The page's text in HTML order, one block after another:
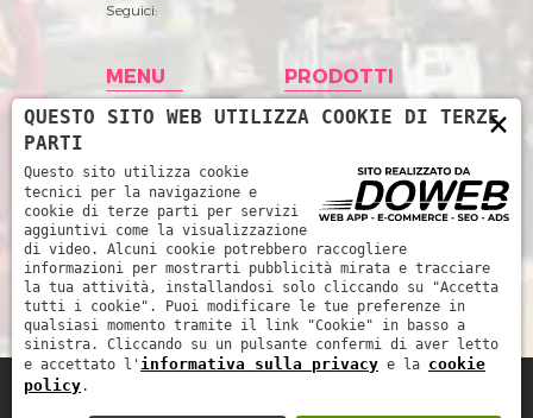
Seguici:
MENU
Home
Storia
Prodotti
News
Contatti
PRODOTTI
Abbigliamento
Accessori merceria
Filati
Intimo Donna
Intimo uomo
Mare
×
QUESTO SITO WEB UTILIZZA COOKIE DI TERZE
PARTI
Questo sito utilizza cookie
tecnici per la navigazione e
cookie di terze parti per servizi
aggiuntivi come la visualizzazione
di video. Alcuni cookie potrebbero raccogliere
informazioni per mostrarti pubblicità mirata e tracciare
la tua attività, installandosi solo cliccando su "Accetta
tutti i cookie". Puoi modificare le tue preferenze in
qualsiasi momento tramite il link "Cookie" in basso a
sinistra. Cliccando su un pulsante confermi di aver letto
e accettato l' informativa sulla privacy e la cookie
policy.